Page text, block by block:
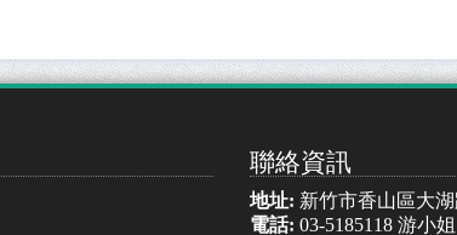
聯絡資訊
地址: 新竹市香山區大
電話: 03-5185118 游小